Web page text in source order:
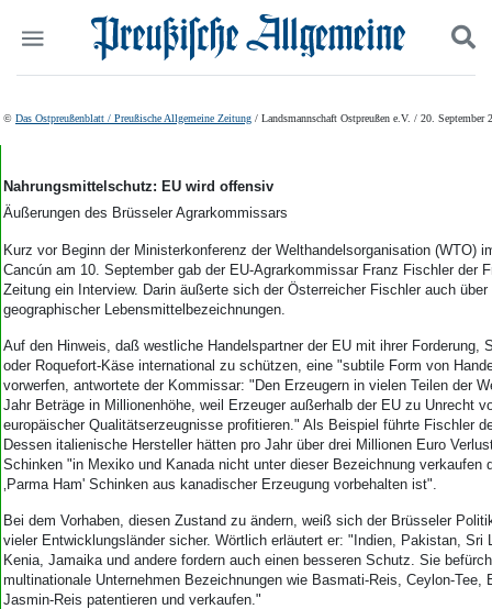
Start
Wer wir sind
Aktuelle Ausgabe
Abonnenten-Login
Abonnent werden
Abo Prämien
Archiv
Politik
Panorama
Gesellschaft
Geschichte
Ostpreußen
Pommern
Schlesien
Danzig und Westpreußen
Bücher
Suchen und finden
© Das Ostpreußenblatt / Preußische Allgemeine Zeitung / Landsmannschaft Ostpreußen e.V. / 20. September
Nahrungsmittelschutz: EU wird offensiv
Äußerungen des Brüsseler Agrarkommissars
Kurz vor Beginn der Ministerkonferenz der Welthandelsorganisation (WTO)
Cancún am 10. September gab der EU-Agrarkommissar Franz Fischler der
Zeitung ein Interview. Darin äußerte sich der Österreicher Fischler auch
geographischer Lebensmittelbezeichnungen.
Auf den Hinweis, daß westliche Handelspartner der EU mit ihrer Forderung,
oder Roquefort-Käse international zu schützen, eine "subtile Form von
vorwerfen, antwortete der Kommissar: "Den Erzeugern in vielen Teilen der
Jahr Beträge in Millionenhöhe, weil Erzeuger außerhalb der EU zu Unrecht
europäischer Qualitätserzeugnisse profitieren." Als Beispiel führte Fischler
Dessen italienische Hersteller hätten pro Jahr über drei Millionen Euro
Schinken "in Mexiko und Kanada nicht unter dieser Bezeichnung verkaufen
‚Parma Ham' Schinken aus kanadischer Erzeugung vorbehalten ist".
Bei dem Vorhaben, diesen Zustand zu ändern, weiß sich der Brüsseler
vieler Entwicklungsländer sicher. Wörtlich erläutert er: "Indien, Pakistan, Sri
Kenia, Jamaika und andere fordern auch einen besseren Schutz. Sie
multinationale Unternehmen Bezeichnungen wie Basmati-Reis, Ceylon-Tee,
Jasmin-Reis patentieren und verkaufen."